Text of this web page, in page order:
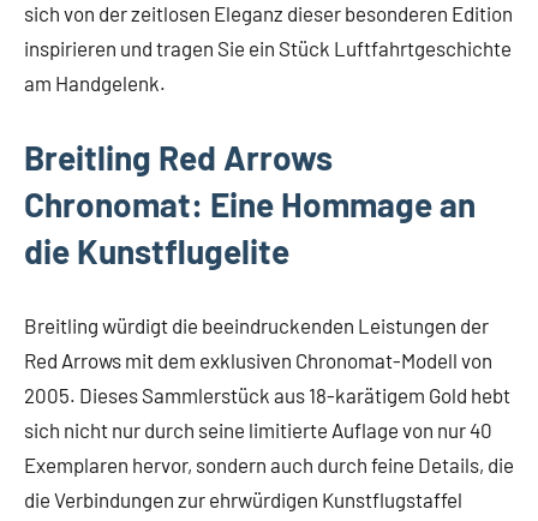
sich von der zeitlosen Eleganz dieser besonderen Edition
inspirieren und tragen Sie ein Stück Luftfahrtgeschichte
am Handgelenk.
Breitling Red Arrows
Chronomat: Eine Hommage an
die Kunstflugelite
Breitling würdigt die beeindruckenden Leistungen der
Red Arrows mit dem exklusiven Chronomat-Modell von
2005. Dieses Sammlerstück aus 18-karätigem Gold hebt
sich nicht nur durch seine limitierte Auflage von nur 40
Exemplaren hervor, sondern auch durch feine Details, die
die Verbindungen zur ehrwürdigen Kunstflugstaffel